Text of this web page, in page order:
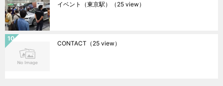
イベント（東京駅）
（25 view）
CONTACT （25 view）